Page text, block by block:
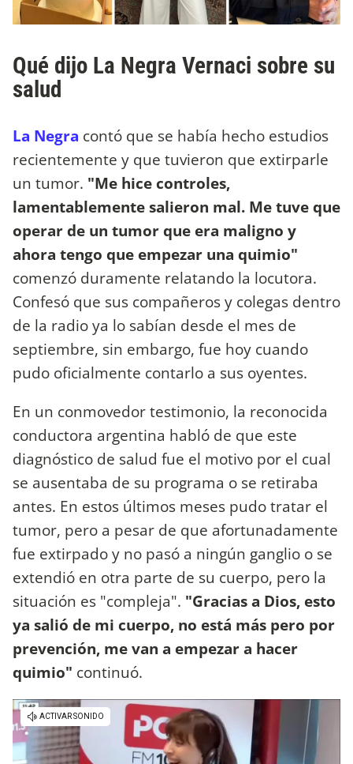
Qué dijo La Negra Vernaci sobre su
salud
La Negra contó que se había hecho estudios
recientemente y que tuvieron que extirparle
un tumor. "Me hice controles,
lamentablemente salieron mal. Me tuve que
operar de un tumor que era maligno y
ahora tengo que empezar una quimio"
comenzó duramente relatando la locutora.
Confesó que sus compañeros y colegas dentro
de la radio ya lo sabían desde el mes de
septiembre, sin embargo, fue hoy cuando
pudo oficialmente contarlo a sus oyentes.
En un conmovedor testimonio, la reconocida
conductora argentina habló de que este
diagnóstico de salud fue el motivo por el cual
se ausentaba de su programa o se retiraba
antes. En estos últimos meses pudo tratar el
tumor, pero a pesar de que afortunadamente
fue extirpado y no pasó a ningún ganglio o se
extendió en otra parte de su cuerpo, pero la
situación es "compleja". "Gracias a Dios, esto
ya salió de mi cuerpo, no está más pero por
prevención, me van a empezar a hacer
quimio" continuó.